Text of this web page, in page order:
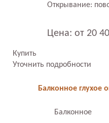
Открывание:
Цена: от 20
Купить
Уточнить подробности
Балконное глухое
Балконное